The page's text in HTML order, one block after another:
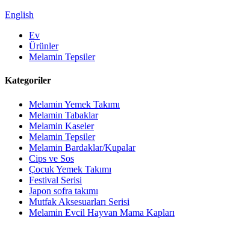
English
Ev
Ürünler
Melamin Tepsiler
Kategoriler
Melamin Yemek Takımı
Melamin Tabaklar
Melamin Kaseler
Melamin Tepsiler
Melamin Bardaklar/Kupalar
Cips ve Sos
Çocuk Yemek Takımı
Festival Serisi
Japon sofra takımı
Mutfak Aksesuarları Serisi
Melamin Evcil Hayvan Mama Kapları